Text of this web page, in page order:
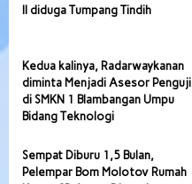
II diduga Tumpang Tindih
Kedua kalinya, Radarwaykanan
diminta Menjadi Asesor Penguji
di SMKN 1 Blambangan Umpu
Bidang Teknologi
Sempat Diburu 1,5 Bulan,
Pelempar Bom Molotov Rumah